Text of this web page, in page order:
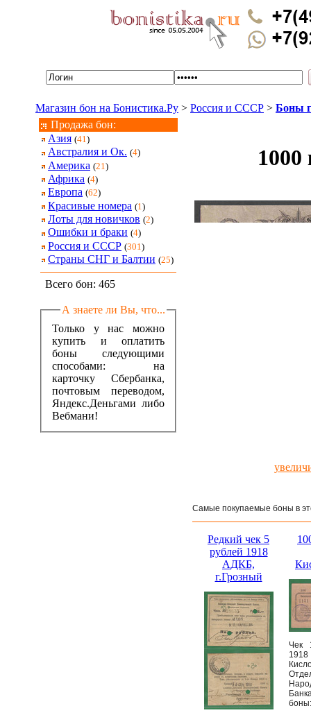
Магазин бон на Бонистика.Ру > Россия и СССР > Боны
Продажа бон:
Азия (41)
Австралия и Ок. (4)
Америка (21 )
Африка (4)
Европа (62)
Красивые номера (1 )
Лоты для новичков (2)
Ошибки и браки (4)
Россия и СССР (301 )
Страны СНГ и Балтии (25)
Всего бон: 465
А знаете ли Вы, что...
Только у нас можно
купить и оплатить
боны следующими
способами: на
карточку Сбербанка,
почтовым переводом,
Яндекс.Деньгами либо
Вебмани!
1000
Самые покупаемые боны в
Редкий чек 5
рублей 1918
АДКБ,
г.Грозный
Чек